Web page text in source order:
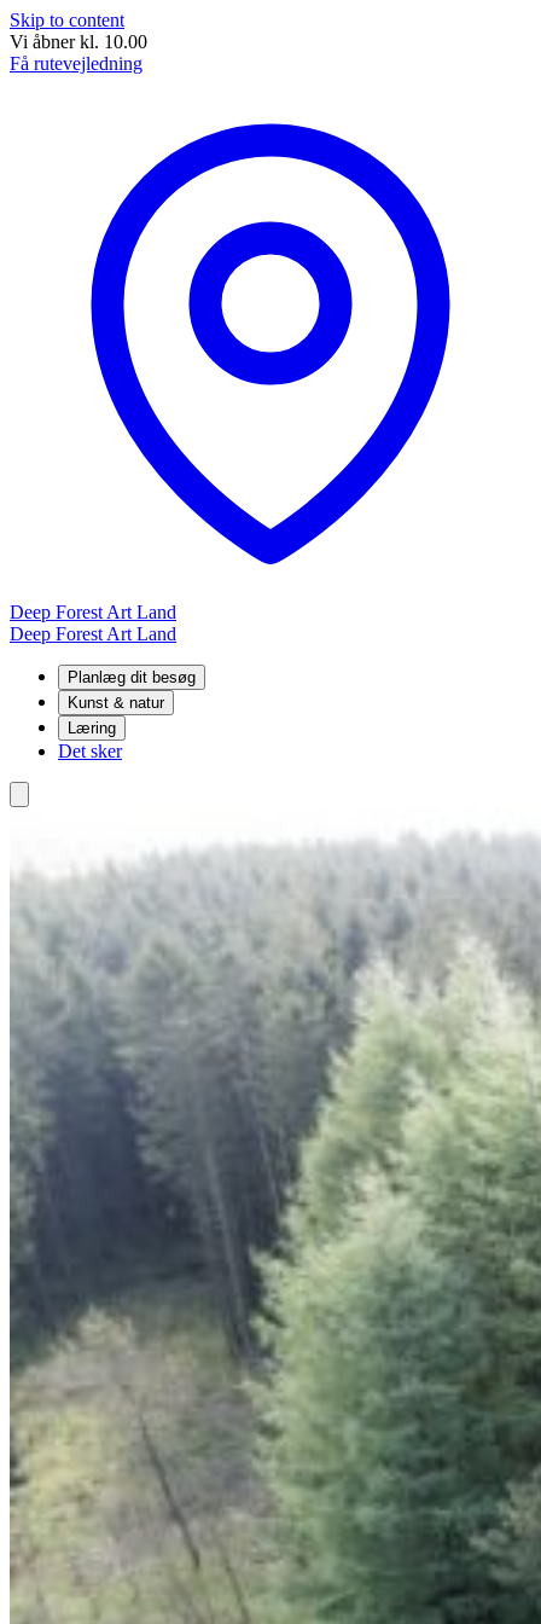
Skip to content
Vi åbner kl. 10.00
Få rutevejledning
Deep Forest Art Land
Deep Forest Art Land
Planlæg dit besøg
Kunst & natur
Læring
Det sker